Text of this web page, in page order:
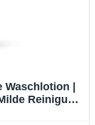
|
Reinigung